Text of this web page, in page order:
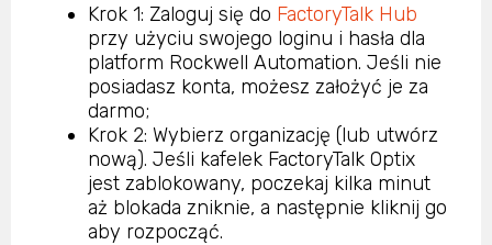
Krok 1: Zaloguj się do FactoryTalk Hub
przy użyciu swojego loginu i hasła dla
platform Rockwell Automation. Jeśli nie
posiadasz konta, możesz założyć je za
darmo;
Krok 2: Wybierz organizację (lub utwórz
nową). Jeśli kafelek FactoryTalk Optix
jest zablokowany, poczekaj kilka minut
aż blokada zniknie, a następnie kliknij go
aby rozpocząć.